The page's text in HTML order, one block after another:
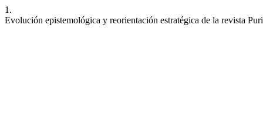
1.
Evolución epistemológica y reorientación estratégica de la revista